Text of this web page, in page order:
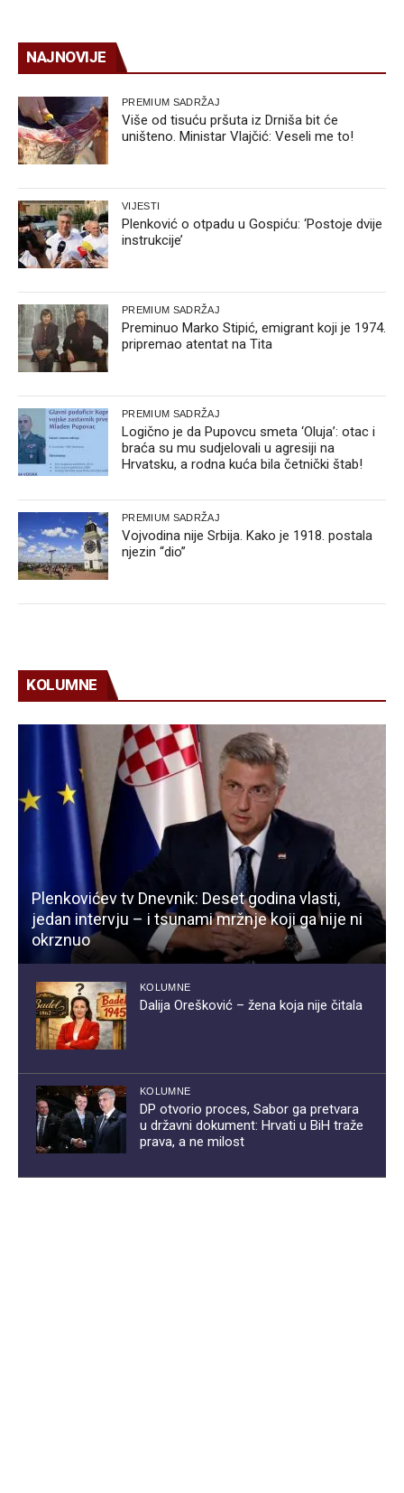
NAJNOVIJE
PREMIUM SADRŽAJ
Više od tisuću pršuta iz Drniša bit će
uništeno. Ministar Vlajčić: Veseli me to!
VIJESTI
Plenković o otpadu u Gospiću: ‘Postoje dvije
instrukcije’
PREMIUM SADRŽAJ
Preminuo Marko Stipić, emigrant koji je 1974.
pripremao atentat na Tita
PREMIUM SADRŽAJ
Logično je da Pupovcu smeta ‘Oluja’: otac i
braća su mu sudjelovali u agresiji na
Hrvatsku, a rodna kuća bila četnički štab!
PREMIUM SADRŽAJ
Vojvodina nije Srbija. Kako je 1918. postala
njezin “dio”
KOLUMNE
Plenkovićev tv Dnevnik: Deset godina vlasti,
jedan intervju – i tsunami mržnje koji ga nije ni
okrznuo
KOLUMNE
Dalija Orešković – žena koja nije čitala
KOLUMNE
DP otvorio proces, Sabor ga pretvara
u državni dokument: Hrvati u BiH traže
prava, a ne milost